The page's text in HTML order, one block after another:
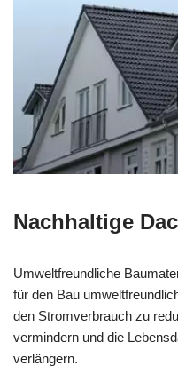
Nachhaltige
Umweltfreundliche
für den Bau
den Stromverbrauch zu
vermindern und die
verlängern.